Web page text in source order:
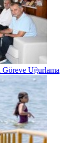
Göreve Uğurlama